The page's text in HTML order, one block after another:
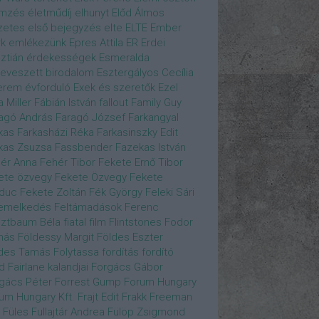
életműdíj elhunyt Előd Álmos
első bejegyzés elte ELTE Ember
emlékezünk Epres Attila ER Erdei
érdekességek Esmeralda
birodalom Esztergályos Cecília
évforduló Exek és szeretők Ezel
Miller Fábián István fallout Family Guy
András Faragó József Farkangyal
Farkasházi Réka Farkasinszky Edit
Zsuzsa Fassbender Fazekas István
Anna Fehér Tibor Fekete Ernő Tibor
özvegy Fekete Özvegy Fekete
Fekete Zoltán Fék György Feleki Sári
Feltámadások Ferenc
Béla fiatal film Flintstones Fodor
Földessy Margit Földes Eszter
Tamás Folytassa fordítás fordító
Fairlane kalandjai Forgács Gábor
Péter Forrest Gump Forum Hungary
Hungary Kft. Frajt Edit Frakk Freeman
Füles Fullajtár Andrea Fülöp Zsigmond